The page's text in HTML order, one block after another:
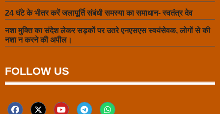
24 घंटे के भीतर करें जलापूर्ति संबंधी समस्या का समाधान- स्वतंत्र देव
नशा मुक्ति का संदेश लेकर सड़कों पर उतरे एनएसएस स्वयंसेवक, लोगों से की
नशा न करने की अपील।
FOLLOW US